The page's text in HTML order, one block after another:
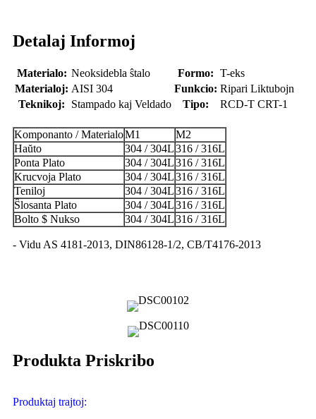
Detalaj Informoj
Materialo: Neoksidebla ŝtalo Formo: T-eks
Materialoj: AISI 304 Funkcio: Ripari Liktubojn
Teknikoj:
Stampado kaj Veldado Tipo: RCD-T CRT-1
Komponanto / MaterialoM1
M2
Haŭto
304 / 304L316 / 316L
Ponta Plato
304 / 304L316 / 316L
Krucvoja Plato
304 / 304L316 / 316L
Teniloj
304 / 304L316 / 316L
Ŝlosanta Plato
304 / 304L316 / 316L
Bolto $ Nukso
304 / 304L316 / 316L
- Vidu AS 4181-2013, DIN86128-1/2, CB/T4176-2013
Produkta Priskribo
Produktaj trajtoj: